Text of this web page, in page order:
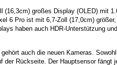
(16,3cm) großes Display (OLED) mit
6 Pro ist mit 6,7-Zoll (17,0cm)
haben auch HDR-Unterstützung
auch die neuen Kameras.
der Rückseite. Der Hauptsensor fängt